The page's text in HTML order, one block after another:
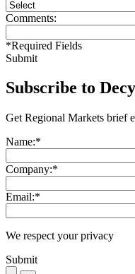
Comments:
*Required Fields
Submit
Subscribe to
Get Regional Markets brief
Name:*
Company:*
Email:*
We respect your privacy
Submit